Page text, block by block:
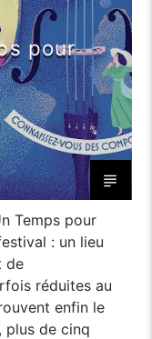
pour
Temps pour
: un lieu
de
réduites au
enfin le
plus de cinq